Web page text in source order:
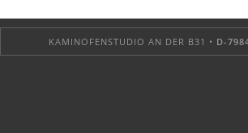
KAMINOFENSTUDIO AN DER B31 • D-